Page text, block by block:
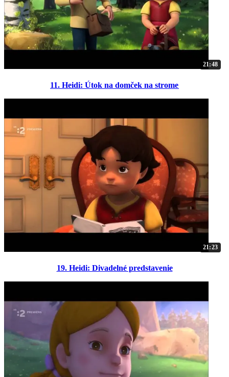
21:48
11. Heidi: Útok na domček na strome
21:23
19. Heidi: Divadelné predstavenie